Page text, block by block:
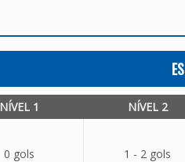
NÍVEL 1 NÍVEL 2
0 gols 1 - 2 gols